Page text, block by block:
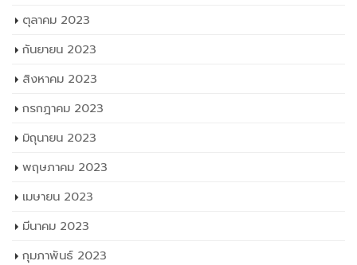
ตุลาคม 2023
กันยายน 2023
สิงหาคม 2023
กรกฎาคม 2023
มิถุนายน 2023
พฤษภาคม 2023
เมษายน 2023
มีนาคม 2023
กุมภาพันธ์ 2023